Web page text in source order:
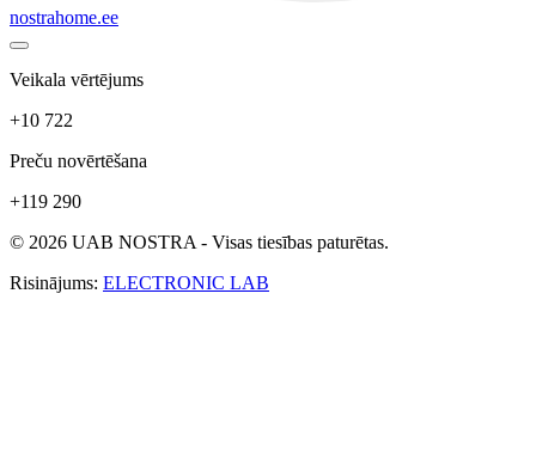
nostrahome.ee
Veikala vērtējums
+10 722
Preču novērtēšana
+119 290
© 2026 UAB NOSTRA - Visas tiesības paturētas.
Risinājums: ELECTRONIC LAB